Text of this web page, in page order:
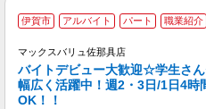
伊賀市 アルバイト パート 職業紹介
マックスバリュ佐那具店
バイトデビュー大歓迎☆学生さ
幅広く活躍中！週2・3日/1日4時
OK！！